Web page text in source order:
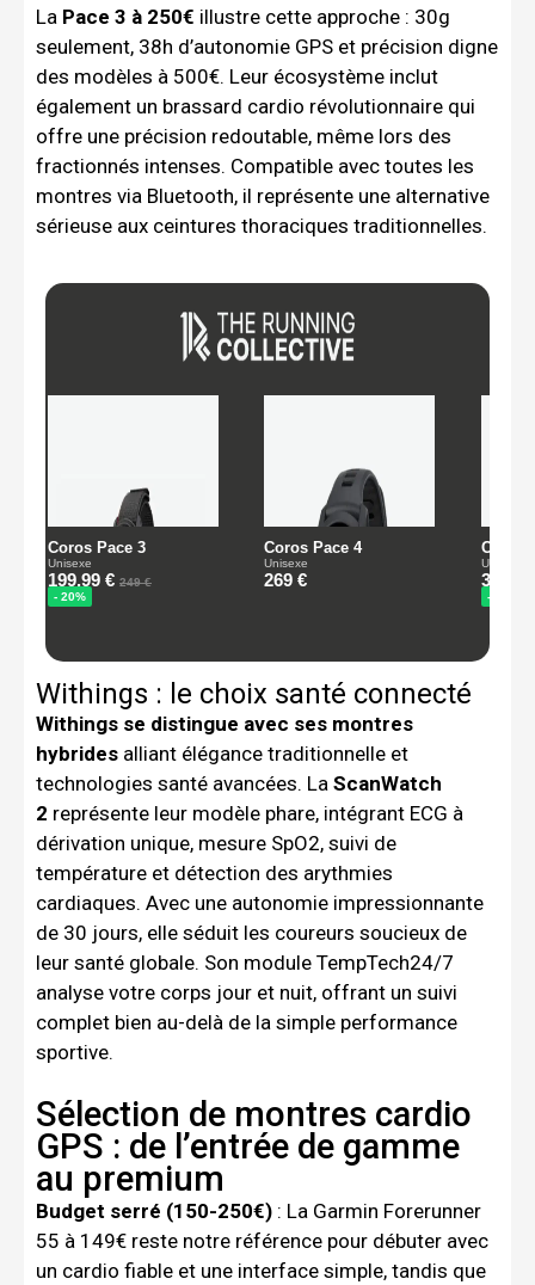
La Pace 3 à 250€ illustre cette approche : 30g
seulement, 38h d’autonomie GPS et précision digne
des modèles à 500€. Leur écosystème inclut
également un brassard cardio révolutionnaire qui
offre une précision redoutable, même lors des
fractionnés intenses. Compatible avec toutes les
montres via Bluetooth, il représente une alternative
sérieuse aux ceintures thoraciques traditionnelles.
Withings : le choix santé connecté
Withings se distingue avec ses montres
hybrides alliant élégance traditionnelle et
technologies santé avancées. La ScanWatch
2 représente leur modèle phare, intégrant ECG à
dérivation unique, mesure SpO2, suivi de
température et détection des arythmies
cardiaques. Avec une autonomie impressionnante
de 30 jours, elle séduit les coureurs soucieux de
leur santé globale. Son module TempTech24/7
analyse votre corps jour et nuit, offrant un suivi
complet bien au-delà de la simple performance
sportive.
Sélection de montres cardio
GPS : de l’entrée de gamme
au premium
Budget serré (150-250€) : La Garmin Forerunner
55 à 149€ reste notre référence pour débuter avec
un cardio fiable et une interface simple, tandis que